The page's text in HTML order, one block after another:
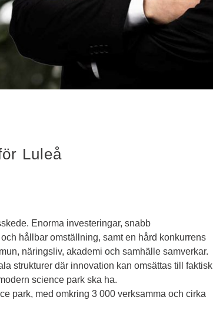
Luleå
Enorma investeringar, snabb
hållbar omställning, samt en hård konkurrens
näringsliv, akademi och samhälle samverkar.
strukturer där innovation kan omsättas till faktisk
science park ska ha.
park, med omkring 3 000 verksamma och cirka